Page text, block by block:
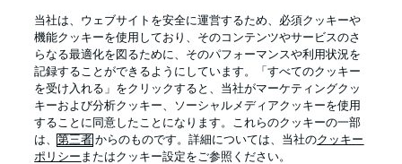
言語をお選びください
日本語 Display Mode
ログイン
当社は、ウェブサイトを安全に運営するため、必須クッキーや
機能クッキーを使用しており、そのコンテンツやサービスのさ
らなる最適化を図るために、そのパフォーマンスや利用状況を
記録することができるようにしています。「すべてのクッキー
を受け入れる」をクリックすると、当社がマーケティングクッ
キーおよび分析クッキー、ソーシャルメディアクッキーを使用
することに同意したことになります。これらのクッキーの一部
は、第三者 からのものです。詳細については、当社のクッキー
ポリシー またはクッキー設定をご参照ください。